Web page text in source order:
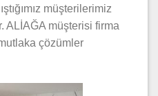
müşterilerimiz
ALİAĞA müşterisi firma
çözümler